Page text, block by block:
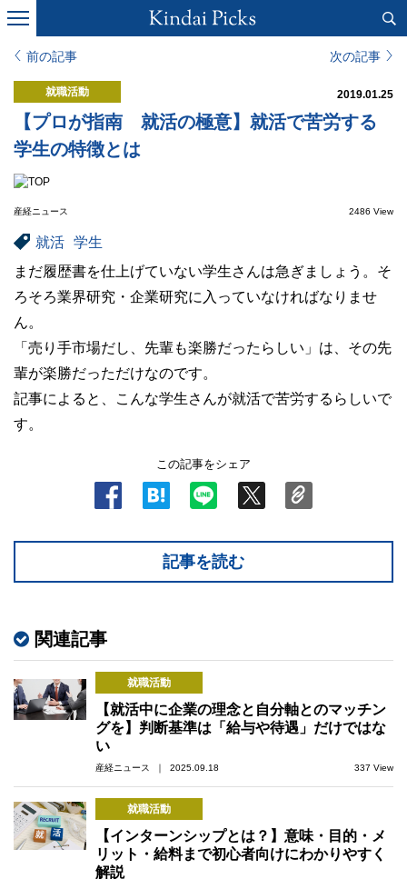
前の記事 次の記事
就職活動 2019.01.25
【プロが指南 就活の極意】就活で苦労する
学生の特徴とは
産経ニュース 2486 View
就活 学生
まだ履歴書を仕上げていない学生さんは急ぎましょう。そ
ろそろ業界研究・企業研究に入っていなければなりませ
ん。
「売り手市場だし、先輩も楽勝だったらしい」は、その先
輩が楽勝だっただけなのです。
記事によると、こんな学生さんが就活で苦労するらしいで
す。
この記事をシェア
記事を読む
関連記事
就職活動
【就活中に企業の理念と自分軸とのマッチン
グを】判断基準は「給与や待遇」だけではな
い
産経ニュース ｜ 2025.09.18 337 View
就職活動
【インターンシップとは？】意味・目的・メ
リット・給料まで初心者向けにわかりやすく
解説